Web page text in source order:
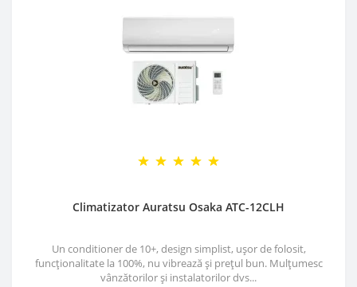
Climatizator Auratsu Osaka ATC-12CLH
Un conditioner de 10+, design simplist, ușor de folosit,
funcționalitate la 100%, nu vibrează și prețul bun. Mulțumesc
vânzătorilor și instalatorilor dvs...